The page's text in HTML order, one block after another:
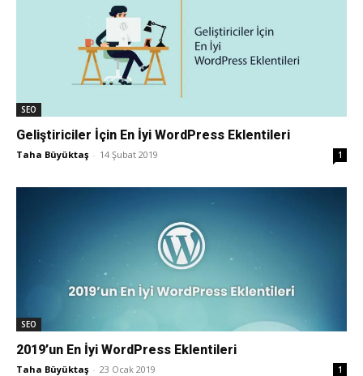
SEO
Geliştiriciler İçin En İyi WordPress Eklentileri
Taha Büyüktaş - 14 Şubat 2019 1
SEO
2019’un En İyi WordPress Eklentileri
Taha Büyüktaş - 23 Ocak 2019 1